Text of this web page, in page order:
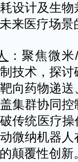
设计及生
来医疗场
：聚焦微米/
技术，探
向药物递
集群协同
传统医疗
微纳机器
颠覆性创新